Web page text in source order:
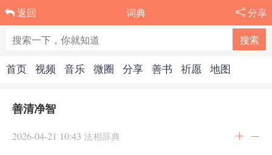
返回 词典 分享
首页 视频 音乐 微圈 分享 善书 祈愿 地图
善清净智
2026-04-21 10:43 法相辞典